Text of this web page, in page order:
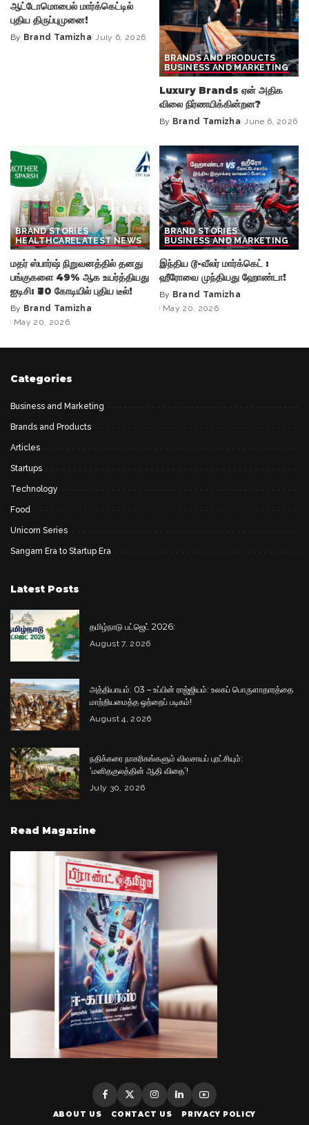
ஆட்டோமொபைல் மார்க்கெட்டில்
புதிய திருப்புமுனை!
Posted
By Brand Tamizha July 6, 2026
BRANDS AND PRODUCTS
BUSINESS AND MARKETING
Luxury Brands ஏன் அதிக
விலை நிர்ணயிக்கின்றன?
Posted
By Brand Tamizha June 6, 2026
BRAND STORIES
HEALTHCARELATEST NEWS
மதர் ஸ்பார்ஷ் நிறுவனத்தில் தனது
பங்குகளை 49% ஆக உயர்த்தியது
ஐடிசி: ₹30 கோடியில் புதிய டீல்!
Posted
by
By Brand Tamizha
May 20, 2026
BRAND STORIES
BUSINESS AND MARKETING
இந்திய டூ-வீலர் மார்க்கெட் :
ஹீரோவை முந்தியது ஹோண்டா!
Posted
by
By Brand Tamizha
May 20, 2026
Categories
Business and Marketing
Brands and Products
Articles
Startups
Technology
Food
Unicorn Series
Sangam Era to Startup Era
Latest Posts
தமிழ்நாடு பட்ஜெட் 2026:
August 7, 2026
அத்தியாயம்: 03 – உப்பின் ராஜ்ஜியம்: உலகப் பொருளாதாரத்தை
மாற்றியமைத்த ஒற்றைப் படிகம்!
August 4, 2026
நதிக்கரை நாகரிகங்களும் விவசாயப் புரட்சியும்:
‘மனிதகுலத்தின் ஆதி விதை’!
July 30, 2026
Read Magazine
ABOUT US CONTACT US
PRIVACY POLICY